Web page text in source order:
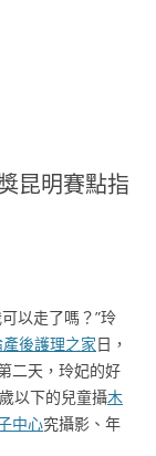
昆明賽點指
以走了嗎？”玲
後護理之家日，
二天，玲妃的好
以下的兒童攝木
中心究攝影、年